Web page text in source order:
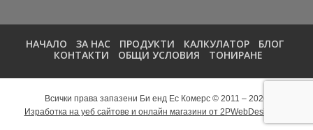
НАЧАЛО ЗА НАС ПРОДУКТИ КАЛКУЛАТОР
БЛОГ
КОНТАКТИ
ОБЩИ УСЛОВИЯ ТОНИРАНЕ
Всички права запазени Би енд Ес Комерс © 2011 – 2026
Изработка на уеб сайтове и онлайн магазини от 2PWebDesign.net